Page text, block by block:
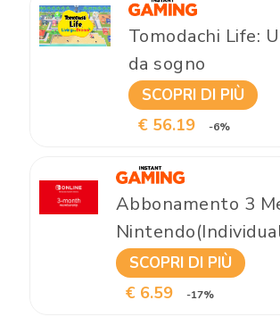
Tomodachi Life:
da sogno
SCOPRI DI PIÙ
€ 56.19 -6%
Abbonamento 3
SCOPRI DI PIÙ
€ 6.59 -17%